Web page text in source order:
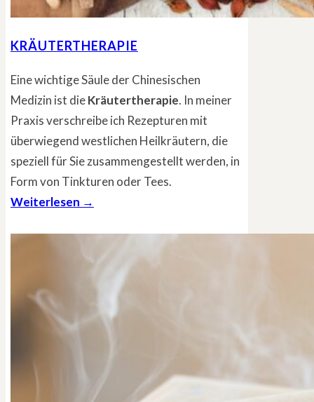
KRÄUTERTHERAPIE
Eine wichtige Säule der Chinesischen
Medizin ist dieKräutertherapie. In meiner
Praxis verschreibe ich Rezepturen mit
überwiegend westlichen Heilkräutern, die
speziell für Sie zusammengestellt werden, in
Form von Tinkturen oder Tees.
Weiterlesen →